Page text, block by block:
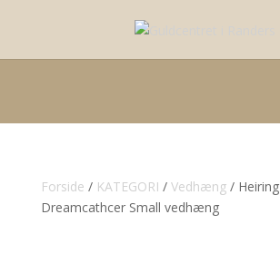
Forside / KATEGORI / Vedhæng/ Heiring
Dreamcathcer Small vedhæng